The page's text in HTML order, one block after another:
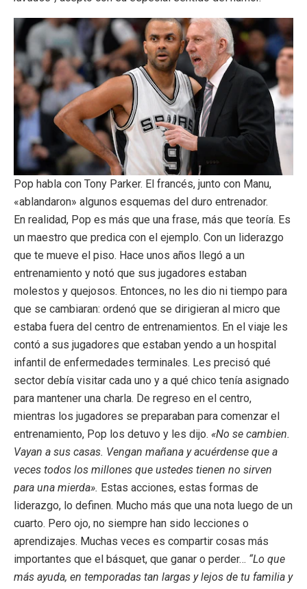
Pop habla con Tony Parker. El francés, junto con Manu,
«ablandaron» algunos esquemas del duro entrenador.
En realidad, Pop es más que una frase, más que teoría. Es
un maestro que predica con el ejemplo. Con un liderazgo
que te mueve el piso. Hace unos años llegó a un
entrenamiento y notó que sus jugadores estaban
molestos y quejosos. Entonces, no les dio ni tiempo para
que se cambiaran: ordenó que se dirigieran al micro que
estaba fuera del centro de entrenamientos. En el viaje les
contó a sus jugadores que estaban yendo a un hospital
infantil de enfermedades terminales. Les precisó qué
sector debía visitar cada uno y a qué chico tenía asignado
para mantener una charla. De regreso en el centro,
mientras los jugadores se preparaban para comenzar el
entrenamiento, Pop los detuvo y les dijo. «No se cambien.
Vayan a sus casas. Vengan mañana y acuérdense que a
veces todos los millones que ustedes tienen no sirven
para una mierda». Estas acciones, estas formas de
liderazgo, lo definen. Mucho más que una nota luego de un
cuarto. Pero ojo, no siempre han sido lecciones o
aprendizajes. Muchas veces es compartir cosas más
importantes que el básquet, que ganar o perder… “Lo que
más ayuda, en temporadas tan largas y lejos de tu familia y